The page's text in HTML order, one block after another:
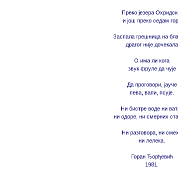
Преко језера
и још преко седам
Заспала грешница на
драгог није дочекала
О има ли кога
звук фруле да чује
Да проговори, јауче
пева, вапи, псује.
Ни бистре воде ни
ни одоре, ни смерних
Ни разговора, ни
ни лелека.
Горан Ђорђевић
1981.